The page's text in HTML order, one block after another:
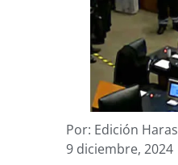
Por: Edición Haras
9 diciembre, 2024